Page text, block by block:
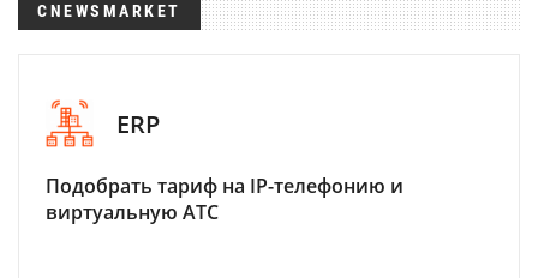
CNEWSMARKET
ERP
Подобрать тариф на IP-телефонию и
виртуальную АТС